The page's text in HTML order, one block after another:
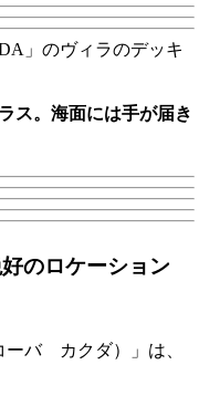
ス。海面には手が届き
のロケーション
ーバ カクダ）」は、